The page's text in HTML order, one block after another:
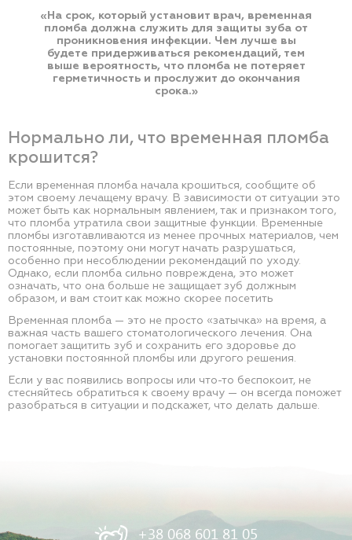
«На срок, который установит врач, временная
пломба должна служить для защиты зуба от
проникновения инфекции. Чем лучше вы
будете придерживаться рекомендаций, тем
выше вероятность, что пломба не потеряет
герметичность и прослужит до окончания
срока.»
Нормально ли, что временная пломба
крошится?
Если временная пломба начала крошиться, сообщите об
этом своему лечащему врачу. В зависимости от ситуации это
может быть как нормальным явлением, так и признаком того,
что пломба утратила свои защитные функции. Временные
пломбы изготавливаются из менее прочных материалов, чем
постоянные, поэтому они могут начать разрушаться,
особенно при несоблюдении рекомендаций по уходу.
Однако, если пломба сильно повреждена, это может
означать, что она больше не защищает зуб должным
образом, и вам стоит как можно скорее посетить
Временная пломба — это не просто «затычка» на время, а
важная часть вашего стоматологического лечения. Она
помогает защитить зуб и сохранить его здоровье до
установки постоянной пломбы или другого решения.
Если у вас появились вопросы или что-то беспокоит, не
стесняйтесь обратиться к своему врачу — он всегда поможет
разобраться в ситуации и подскажет, что делать дальше.
+38 068 601 81 05